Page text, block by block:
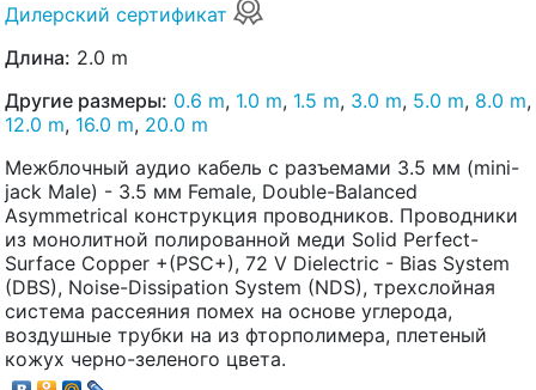
Дилерский сертификат
Длина: 2.0 m
Другие размеры: 0.6 m, 1.0 m, 1.5 m, 3.0 m, 5.0 m, 8.0 m,
12.0 m, 16.0 m, 20.0 m
Межблочный аудио кабель с разъемами 3.5 мм (mini-
jack Male) - 3.5 мм Female, Double-Balanced
Asymmetrical конструкция проводников. Проводники
из монолитной полированной меди Solid Perfect-
Surface Copper +(PSC+), 72 V Dielectric - Bias System
(DBS), Noise-Dissipation System (NDS), трехслойная
система рассеяния помех на основе углерода,
воздушные трубки на из фторполимера, плетеный
кожух черно-зеленого цвета.